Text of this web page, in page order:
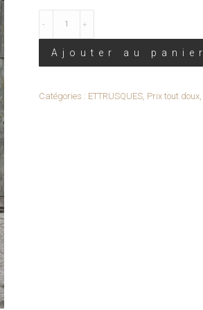
GWEN
-
de
Ajouter au panier
Catégories : ETTRUSQUES, Prix tout doux,